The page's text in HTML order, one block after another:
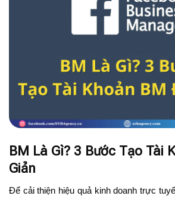
BM Là Gì? 3 Bước Tạo Tài
Giản
Để cải thiện hiệu quả kinh doanh trực